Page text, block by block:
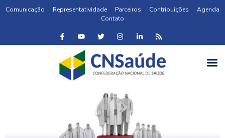
Comunicação Representatividade Parceiros Contribuições
Agenda
Contato